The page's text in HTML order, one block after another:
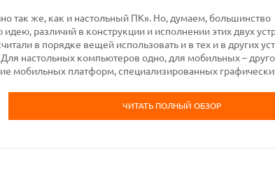
так же, как и настольный ПК». Но, думаем, большинство
различий в конструкции и исполнении этих двух
в порядке вещей использовать и в тех и в других
настольных компьютеров одно, для мобильных –
мобильных платформ, специализированных
ЧИТАТЬ ПОЛНЫЙ ОБЗОР